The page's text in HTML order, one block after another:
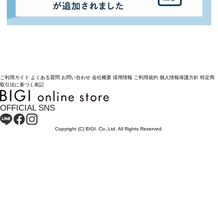
ご利用ガイド よくある質問 お問い合わせ 会社概要 採用情報 ご利用規約 個人情報保護方針 特定商
取引法に基づく表記
OFFICIAL SNS
Copyright (C) BIGI. Co.,Ltd. All Rights Reserved.